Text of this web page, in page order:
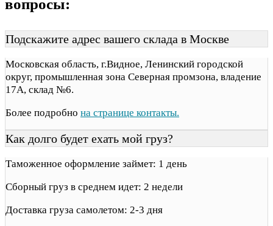
вопросы:
Подскажите адрес вашего склада в Москве
Московская область, г.Видное, Ленинский городской
округ, промышленная зона Северная промзона, владение
17А, склад №6.
Более подробно на странице контакты.
Как долго будет ехать мой груз?
Таможенное оформление займет: 1 день
Сборный груз в среднем идет: 2 недели
Доставка груза самолетом: 2-3 дня